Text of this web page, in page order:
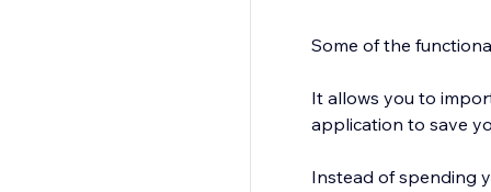
Some of the
It allows you to
application to save
Instead of spending